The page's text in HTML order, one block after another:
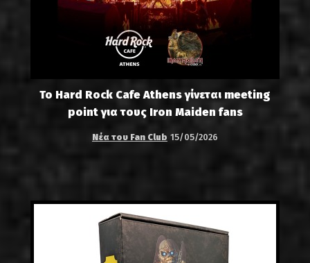
Το Hard Rock Cafe Athens γίνεται meeting
point για τους Iron Maiden fans
Νέα του Fan Club 15/05/2026